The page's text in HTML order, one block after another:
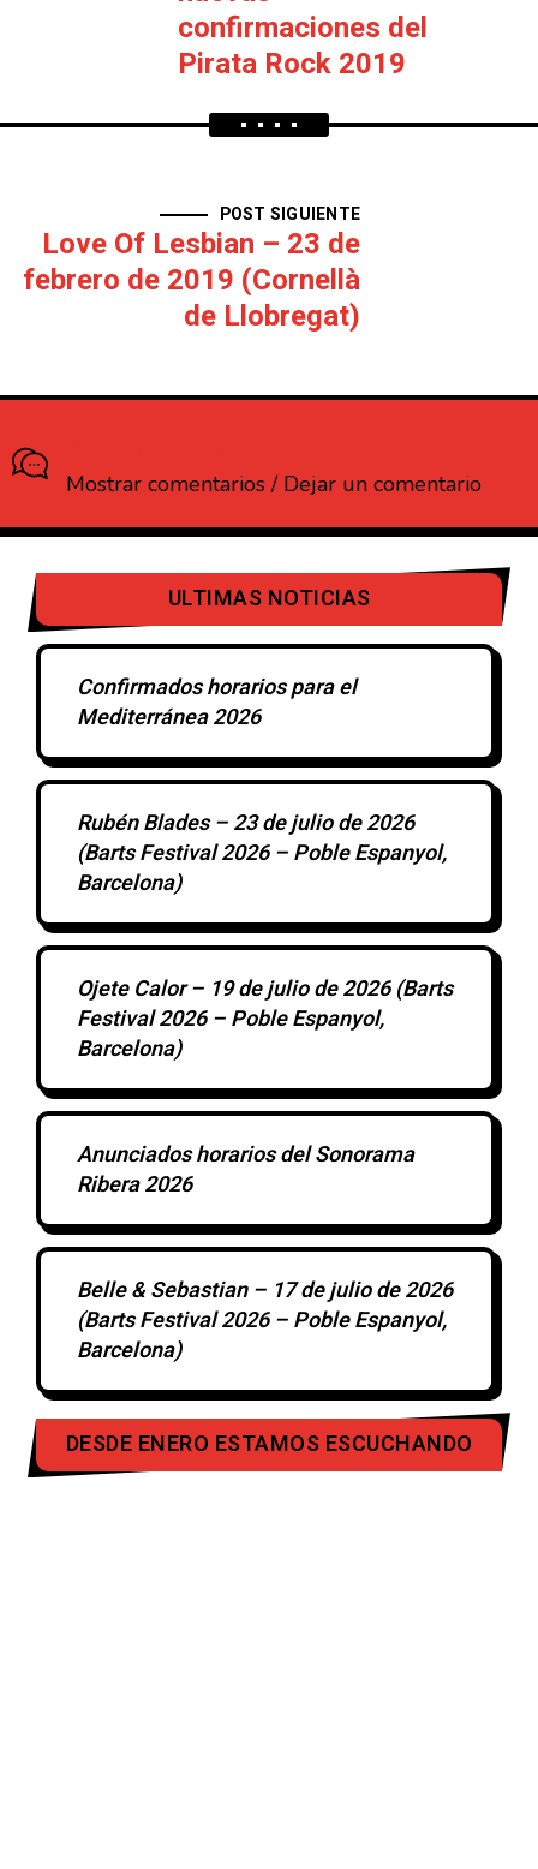
confirmaciones del
Pirata Rock 2019
POST SIGUIENTE
Love Of Lesbian – 23 de
febrero de 2019 (Cornellà
de Llobregat)
Mostrar comentarios / Dejar un comentario
ULTIMAS NOTICIAS
Confirmados horarios para el
Mediterránea 2026
Rubén Blades – 23 de julio de 2026
(Barts Festival 2026 – Poble Espanyol,
Barcelona)
Ojete Calor – 19 de julio de 2026 (Barts
Festival 2026 – Poble Espanyol,
Barcelona)
Anunciados horarios del Sonorama
Ribera 2026
Belle & Sebastian – 17 de julio de 2026
(Barts Festival 2026 – Poble Espanyol,
Barcelona)
DESDE ENERO ESTAMOS ESCUCHANDO